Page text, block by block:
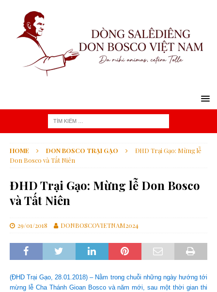
HOME DON BOSCO TRẠI GẠO
ĐHD Trại Gạo: Mừng lễ
Don Bosco và Tất Niên
ĐHD Trại Gạo: Mừng lễ Don Bosco
và Tất Niên
29/01/2018 DONBOSCOVIETNAM2024
(ĐHD Trại Gạo, 28.01.2018) – Nằm trong chuỗi những ngày hướng tới
mừng lễ Cha Thánh Gioan Bosco và năm mới, sau một thời gian thi